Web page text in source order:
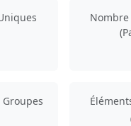
Nombre